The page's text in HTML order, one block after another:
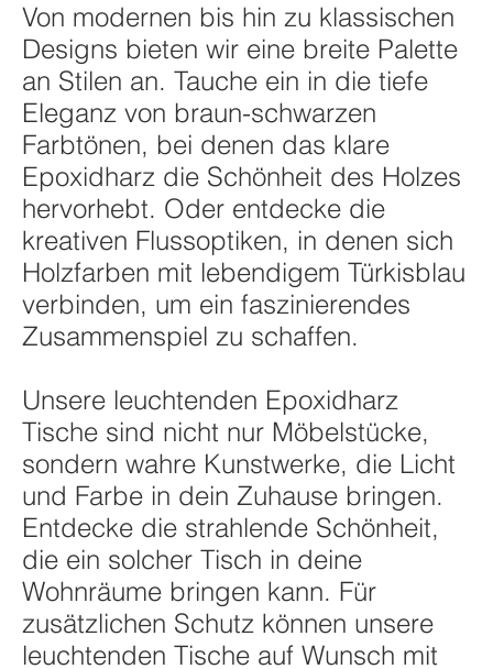
Von modernen bis hin zu klassischen
Designs bieten wir eine breite Palette
an Stilen an. Tauche ein in die tiefe
Eleganz von braun-schwarzen
Farbtönen, bei denen das klare
Epoxidharz die Schönheit des Holzes
hervorhebt. Oder entdecke die
kreativen Flussoptiken, in denen sich
Holzfarben mit lebendigem Türkisblau
verbinden, um ein faszinierendes
Zusammenspiel zu schaffen.
Unsere leuchtenden Epoxidharz
Tische sind nicht nur Möbelstücke,
sondern wahre Kunstwerke, die Licht
und Farbe in dein Zuhause bringen.
Entdecke die strahlende Schönheit,
die ein solcher Tisch in deine
Wohnräume bringen kann. Für
zusätzlichen Schutz können unsere
leuchtenden Tische auf Wunsch mit